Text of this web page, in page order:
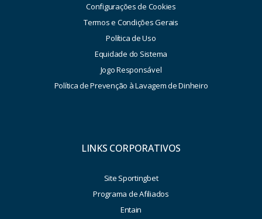
Configurações de Cookies
Termos e Condições Gerais
Política de Uso
Equidade do Sistema
Jogo Responsável
Política de Prevenção à Lavagem de Dinheiro
LINKS CORPORATIVOS
Site Sportingbet
Programa de Afiliados
Entain